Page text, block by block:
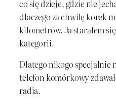
co się dzieje, gdzie nie
dlaczego za chwilę korek
kilometrów. Ja starałem
kategorii.
Dlatego nikogo specjalnie
telefon komórkowy
radia.